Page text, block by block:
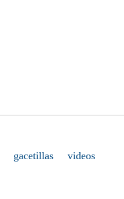
gacetillas videos